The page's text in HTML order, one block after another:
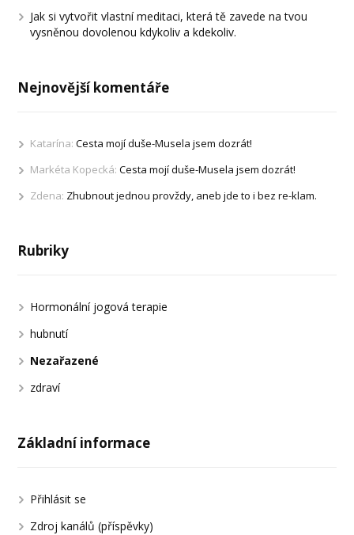
Jak si vytvořit vlastní meditaci, která tě zavede na tvou
vysněnou dovolenou kdykoliv a kdekoliv.
Nejnovější komentáře
Katarína:Cesta mojí duše-Musela jsem dozrát!
Markéta Kopecká:Cesta mojí duše-Musela jsem dozrát!
Zdena: Zhubnout jednou provždy, aneb jde to i bez re-klam.
Rubriky
Hormonální jogová terapie
hubnutí
Nezařazené
zdraví
Základní informace
Přihlásit se
Zdroj kanálů (příspěvky)